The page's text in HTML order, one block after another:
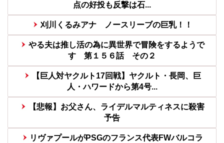
点の好投も反撃は石...
刈川くるみアナ ノースリーブの巨乳！！
やる夫は推し活の為に異世界で冒険をするようで
す 第１５６話 その２
【巨人対ヤクルト17回戦】ヤクルト・長岡、巨
人・ハワードから第4号...
【悲報】お父さん、ライデルマルティネスに殺害
予告
リヴァプールがPSGのフランス代表FWバルコラ